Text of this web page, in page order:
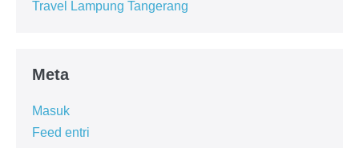
Travel Lampung Tangerang
Meta
Masuk
Feed entri